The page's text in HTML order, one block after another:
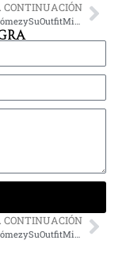
CONTINUACIÓN
CONTINUACIÓN